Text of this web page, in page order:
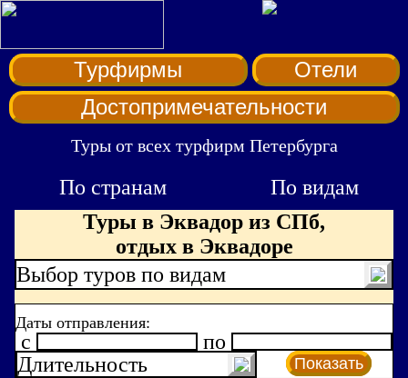
Турфирмы
Отели
Достопримечательности
Туры от всех турфирм Петербурга
По странам
По видам
Туры в Эквадор из СПб,
отдых в Эквадоре
Выбор туров по видам
Даты отправления:
c
по
Длительность
Показать